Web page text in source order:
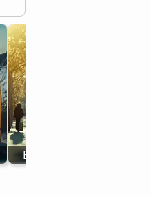
Bus Newport (Pays de